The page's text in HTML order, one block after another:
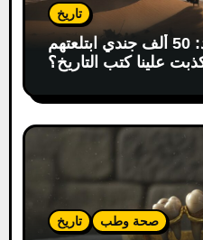
تاريخ
لغز جيش قمبيز المفقود: 50 ألف جندي ابتلعتهم
علينا كتب التاريخ؟
تاريخ صحة وطب